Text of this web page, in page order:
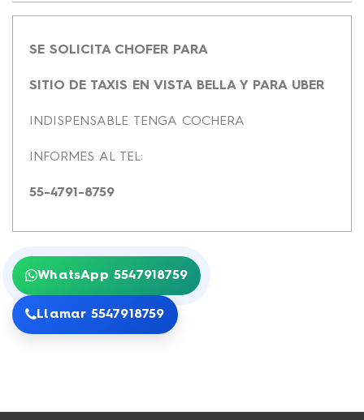
SE SOLICITA CHOFER PARA
SITIO DE TAXIS EN VISTA BELLA Y PARA UBER
INDISPENSABLE TENGA COCHERA
INFORMES AL TEL:
55-4791-8759
WhatsApp 5547918759
Llamar 5547918759